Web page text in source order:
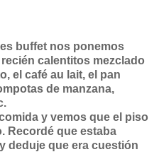
buffet nos ponemos
calentitos mezclado
el café au lait, el pan
de manzana,
y vemos que el piso
Recordé que estaba
deduje que era cuestión